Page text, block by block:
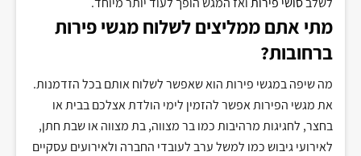
מתי אתם ממליצים לשלוח מגשי פירות
ברחובות?
מה שיפה במגשי פירות הוא שאפשר לשלוח אותם בכל הזדמנות.
את מגשי הפירות אפשר להזמין לימי הולדת אצלכם בבית או
בחצר, לחגיגות מרהיבות כמו בר מצווה,בת מצווה או שבת חתן,
לאירועי גיבוש כמו למשל ערב לעובדי החברה ולאירועים עסקיים